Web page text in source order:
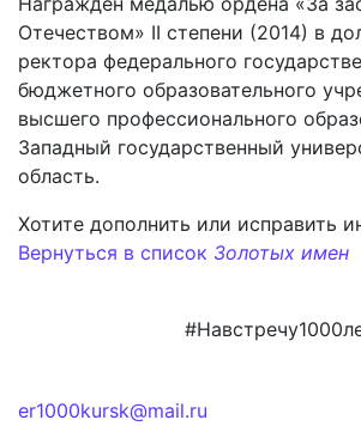
Отечеством» II степени (2014) в
ректора федерального
бюджетного образовательного
высшего профессионального
Западный государственный
область.
Хотите дополнить или исправить
Вернуться в список Золотых имен
er1000kursk@mail.ru